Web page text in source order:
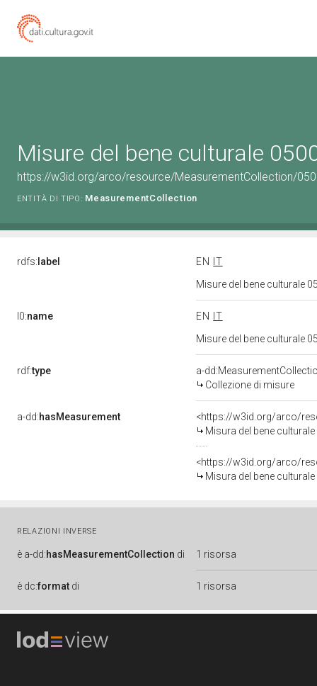
Misure del bene culturale
https://w3id.org/arco/resource/MeasurementCollection/
ENTITÀ DI TIPO: MeasurementCollection
rdfs: label EN
IT
Misure del bene culturale
l0:name EN
IT
Misure del bene culturale
rdf:type
a-
Collezione di misure
a-dd:hasMeasurement
<https://w3id.org/arco/
Misura del bene
<https://w3id.org/arco/
Misura del bene
RELAZIONI INVERSE
è a-dd:hasMeasurementCollection di 1 risorsa
è dc:format di 1 risorsa